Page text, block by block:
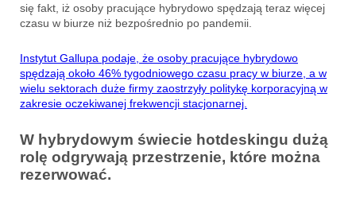
się fakt, iż osoby pracujące hybrydowo spędzają teraz więcej
czasu w biurze niż bezpośrednio po pandemii.
Instytut Gallupa podaje, że osoby pracujące hybrydowo
spędzają około 46% tygodniowego czasu pracy w biurze, a w
wielu sektorach duże firmy zaostrzyły politykę korporacyjną w
zakresie oczekiwanej frekwencji stacjonarnej.
W hybrydowym świecie hotdeskingu dużą
rolę odgrywają przestrzenie, które można
rezerwować.